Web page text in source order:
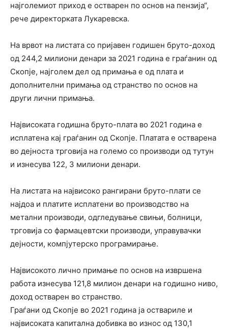
најголемиот приход е остварен по основ на пензија“,
рече директорката Лукаревска.
На врвот на листата со пријавен годишен бруто-доход
од 244,2 милиони денари за 2021 година е граѓанин од
Скопје, најголем дел од примања е од плата и
дополнителни примања од странство по основ на
други лични примања.
Највисоката годишна бруто-плата во 2021 година е
исплатена кај граѓанин од Скопје. Платата е остварена
во дејноста трговија на големо со производи од тутун
и изнесува 122, 3 милиони денари.
На листата на највисоко рангирани бруто-плати се
најдоа и платите исплатени во производство на
метални производи, одгледување свињи, болници,
трговија со фармацевтски производи, управувачки
дејности, компјутерско програмирање.
Највисокото лично примање по основ на извршена
работа изнесува 121,8 милион денари на годишно ниво,
доход остварен во странство.
Граѓани од Скопје во 2021 година ја оствариле и
највисоката капитална добивка во износ од 130,1